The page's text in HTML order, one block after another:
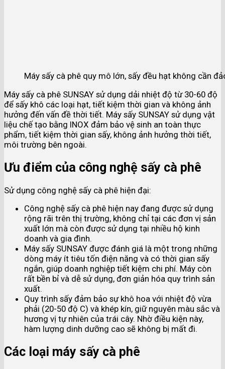
Máy sấy cà phê quy mô lớn, sấy đều hạt không cần
Máy sấy cà phê SUNSAY sử dụng dải nhiệt độ từ 30-60 độ
để sấy khô các loại hạt, tiết kiệm thời gian và không ảnh
hưởng đến vấn đề thời tiết. Máy sấy SUNSAY sử dụng vật
liệu chế tạo bằng INOX đảm bảo vệ sinh an toàn thực
phẩm, tiết kiệm thời gian sấy, không ảnh hưởng thời tiết,
môi trường bên ngoài.
Ưu điểm của công nghệ sấy cà phê
Sử dụng công nghệ sấy cà phê hiện đại:
Công nghệ sấy cà phê hiện nay đang được sử dụng
rộng rãi trên thị trường, không chỉ tại các đơn vị sản
xuất lớn mà còn được sử dụng tại nhiều hộ kinh
doanh và gia đình.
Máy sấy SUNSAY được đánh giá là một trong những
dòng máy ít tiêu tốn điện năng và có thời gian sấy
ngắn, giúp doanh nghiệp tiết kiệm chi phí. Máy còn
rất bền bỉ và dễ sử dụng, đơn giản hóa quy trình sản
xuất.
Quy trình sấy đảm bảo sự khô hoa với nhiệt độ vừa
phải (20-50 độ C) và khép kín, giữ nguyên màu sắc và
hương vị tự nhiên của trái cây. Nhờ điều kiện này,
hàm lượng dinh dưỡng cao sẽ không bị mất đi.
Các loại máy sấy cà phê